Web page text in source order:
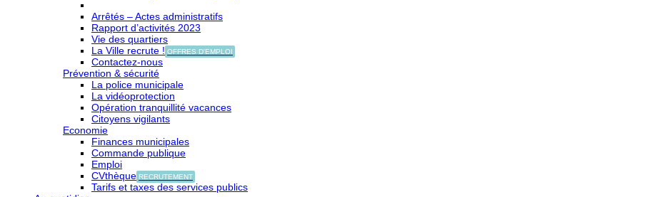
Arrêtés – Actes administratifs
Rapport d’activités 2023
Vie des quartiers
La Ville recrute ! OFFRES D'EMPLOI
Contactez-nous
Prévention & sécurité
La police municipale
La vidéoprotection
Opération tranquillité vacances
Citoyens vigilants
Economie
Finances municipales
Commande publique
Emploi
CVthèque RECRUTEMENT
Tarifs et taxes des services publics